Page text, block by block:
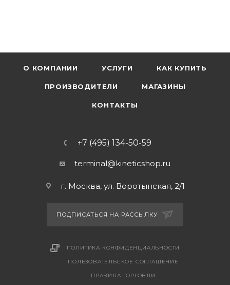
О КОМПАНИИ УСЛУГИ КАК КУПИТЬ
ПРОИЗВОДИТЕЛИ МАГАЗИНЫ
КОНТАКТЫ
+7 (495) 134-50-59
terminal@kineticshop.ru
г. Москва, ул. Воротынская, 2/1
ПОДПИСАТЬСЯ НА РАССЫЛКУ
ПОЛИТИКА КОНФИДЕНЦИАЛЬНОСТИ
ПОЛЬЗОВАТЕЛЬСКОЕ СОГЛАШЕНИЕ
ПРАВИЛА ТОРГОВЛИ